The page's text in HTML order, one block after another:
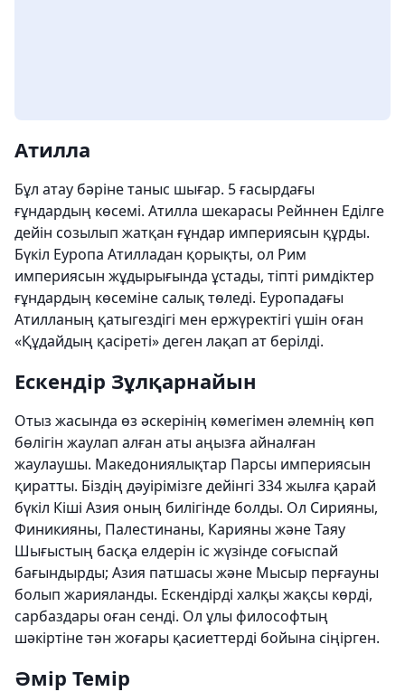
Атилла
Бұл атау бәріне таныс шығар. 5 ғасырдағы
ғұндардың көсемі. Атилла шекарасы Рейннен Еділге
дейін созылып жатқан ғұндар империясын құрды.
Бүкіл Еуропа Атилладан қорықты, ол Рим
империясын жұдырығында ұстады, тіпті римдіктер
ғұндардың көсеміне салық төледі. Еуропадағы
Атилланың қатыгездігі мен ержүректігі үшін оған
«Құдайдың қасіреті» деген лақап ат берілді.
Ескендір Зұлқарнайын
Отыз жасында өз әскерінің көмегімен әлемнің көп
бөлігін жаулап алған аты аңызға айналған
жаулаушы. Македониялықтар Парсы империясын
қиратты. Біздің дәуірімізге дейінгі 334 жылға қарай
бүкіл Кіші Азия оның билігінде болды. Ол Сирияны,
Финикияны, Палестинаны, Карияны және Таяу
Шығыстың басқа елдерін іс жүзінде соғыспай
бағындырды; Азия патшасы және Мысыр перғауны
болып жарияланды. Ескендірді халқы жақсы көрді,
сарбаздары оған сенді. Ол ұлы философтың
шәкіртіне тән жоғары қасиеттерді бойына сіңірген.
Әмір Темір